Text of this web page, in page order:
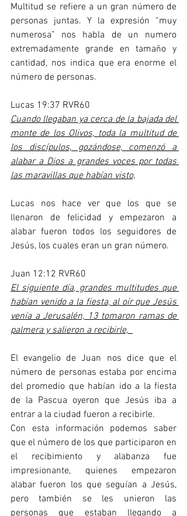
Multitud se refiere a un gran número de
personas juntas. Y la expresión “muy
numerosa” nos habla de un numero
extremadamente grande en tamaño y
cantidad, nos indica que era enorme el
número de personas.
Lucas 19:37 RVR60
Cuando llegaban ya cerca de la bajada del
monte de los Olivos, toda la multitud de
los discípulos, gozándose, comenzó a
alabar a Dios a grandes voces por todas
las maravillas que habían visto,
Lucas nos hace ver que los que se
llenaron de felicidad y empezaron a
alabar fueron todos los seguidores de
Jesús, los cuales eran un gran número.
Juan 12:12 RVR60
El siguiente día, grandes multitudes que
habían venido a la fiesta, al oír que Jesús
venía a Jerusalén, 13 tomaron ramas de
palmera y salieron a recibirle,
El evangelio de Juan nos dice que el
número de personas estaba por encima
del promedio que habían ido a la fiesta
de la Pascua oyeron que Jesús iba a
entrar a la ciudad fueron a recibirle.
Con esta información podemos saber
que el número de los que participaron en
el recibimiento y alabanza fue
impresionante, quienes empezaron
alabar fueron los que seguían a Jesús,
pero también se les unieron las
personas que estaban llegando a